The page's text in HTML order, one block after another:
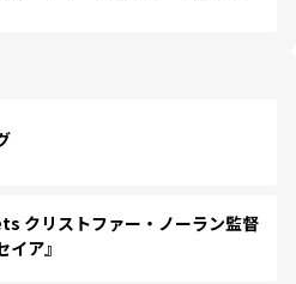
クリストファー・ノーラン監督
ア』